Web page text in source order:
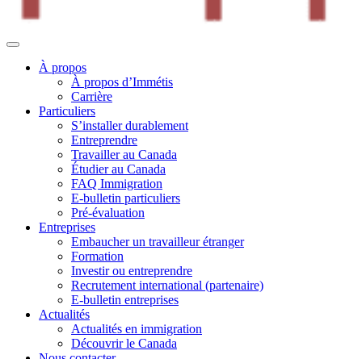
À propos
À propos d’Immétis
Carrière
Particuliers
S’installer durablement
Entreprendre
Travailler au Canada
Étudier au Canada
FAQ Immigration
E-bulletin particuliers
Pré-évaluation
Entreprises
Embaucher un travailleur étranger
Formation
Investir ou entreprendre
Recrutement international (partenaire)
E-bulletin entreprises
Actualités
Actualités en immigration
Découvrir le Canada